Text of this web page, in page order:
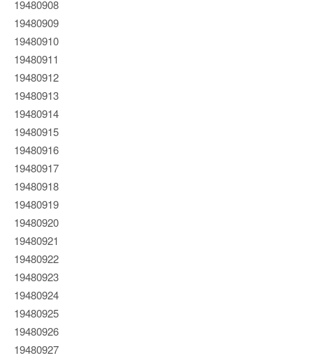
19480908
19480909
19480910
19480911
19480912
19480913
19480914
19480915
19480916
19480917
19480918
19480919
19480920
19480921
19480922
19480923
19480924
19480925
19480926
19480927